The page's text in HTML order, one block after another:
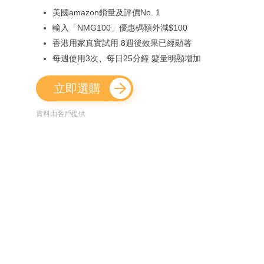
美國amazon鎖量及評價No. 1
輸入「NMG100」優惠碼額外減$100
香港用家真實試用 8週後效果已經顯著
每週使用3次、每日25分鐘 髮量明顯增加
立即選購
資料由客戶提供